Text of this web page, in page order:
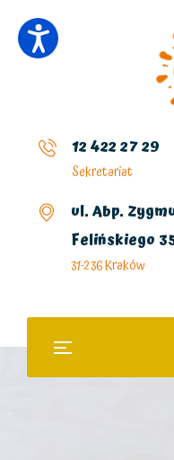
12 422 27 29
Sekretariat
ul. Abp.
Felińskiego
31-236 Kraków